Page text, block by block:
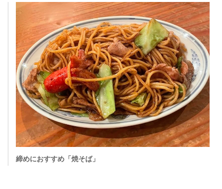
締めにおすすめ「焼そば」